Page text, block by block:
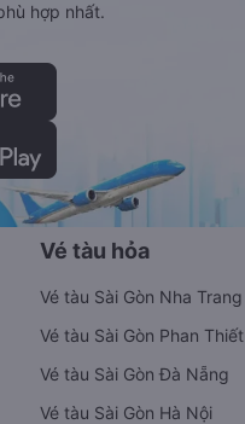
hợp nhất.
Vé tàu hỏa
Vé tàu Sài Gòn Nha Trang
Vé tàu Sài Gòn Phan Thiết
Vé tàu Sài Gòn Đà Nẵng
Vé tàu Sài Gòn Hà Nội